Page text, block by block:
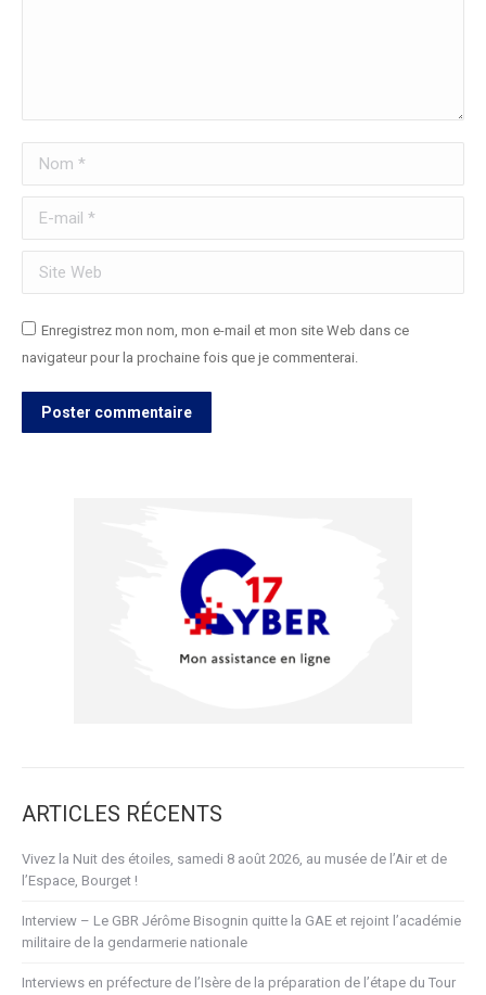
Nom *
E-mail *
Site Web
Enregistrez mon nom, mon e-mail et mon site Web dans ce
navigateur pour la prochaine fois que je commenterai.
Poster commentaire
ARTICLES RÉCENTS
Vivez la Nuit des étoiles, samedi 8 août 2026, au musée de l’Air et de
l’Espace, Bourget !
Interview – Le GBR Jérôme Bisognin quitte la GAE et rejoint l’académie
militaire de la gendarmerie nationale
Interviews en préfecture de l’Isère de la préparation de l’étape du Tour